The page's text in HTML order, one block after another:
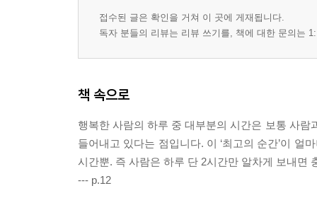
최고의 하루를 만들기 위한 단 두 가지
만족감과 충실감이 몇 배가 된다
‘달성할 일’을 한 가지 정한다
‘To Do 리스트’의 항목은 적은 편이 좋다
줄이는 팁은 ‘긴급도’
스케줄 짜는 시간을 따로 확보한다
바쁠 때일수록 계획 세우는 시간을 만든다
접수된 글은 확인을 거쳐 이 곳에 게재됩니다.
독자 분들의 리뷰는 리뷰 쓰기를, 책에 대한 문의는
책 속으로
행복한 사람의 하루 중 대부분의 시간은 보통 사람
들어내고 있다는 점입니다. 이 ‘최고의 순간’이
시간뿐. 즉 사람은 하루 단 2시간만 알차게 보내면
--- p.12